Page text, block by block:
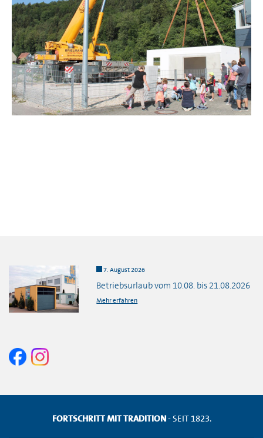
7. August 2026
Betriebsurlaub vom 10.08. bis 21.08.2026
Mehr erfahren
FORTSCHRITT MIT TRADITION- SEIT 1823.